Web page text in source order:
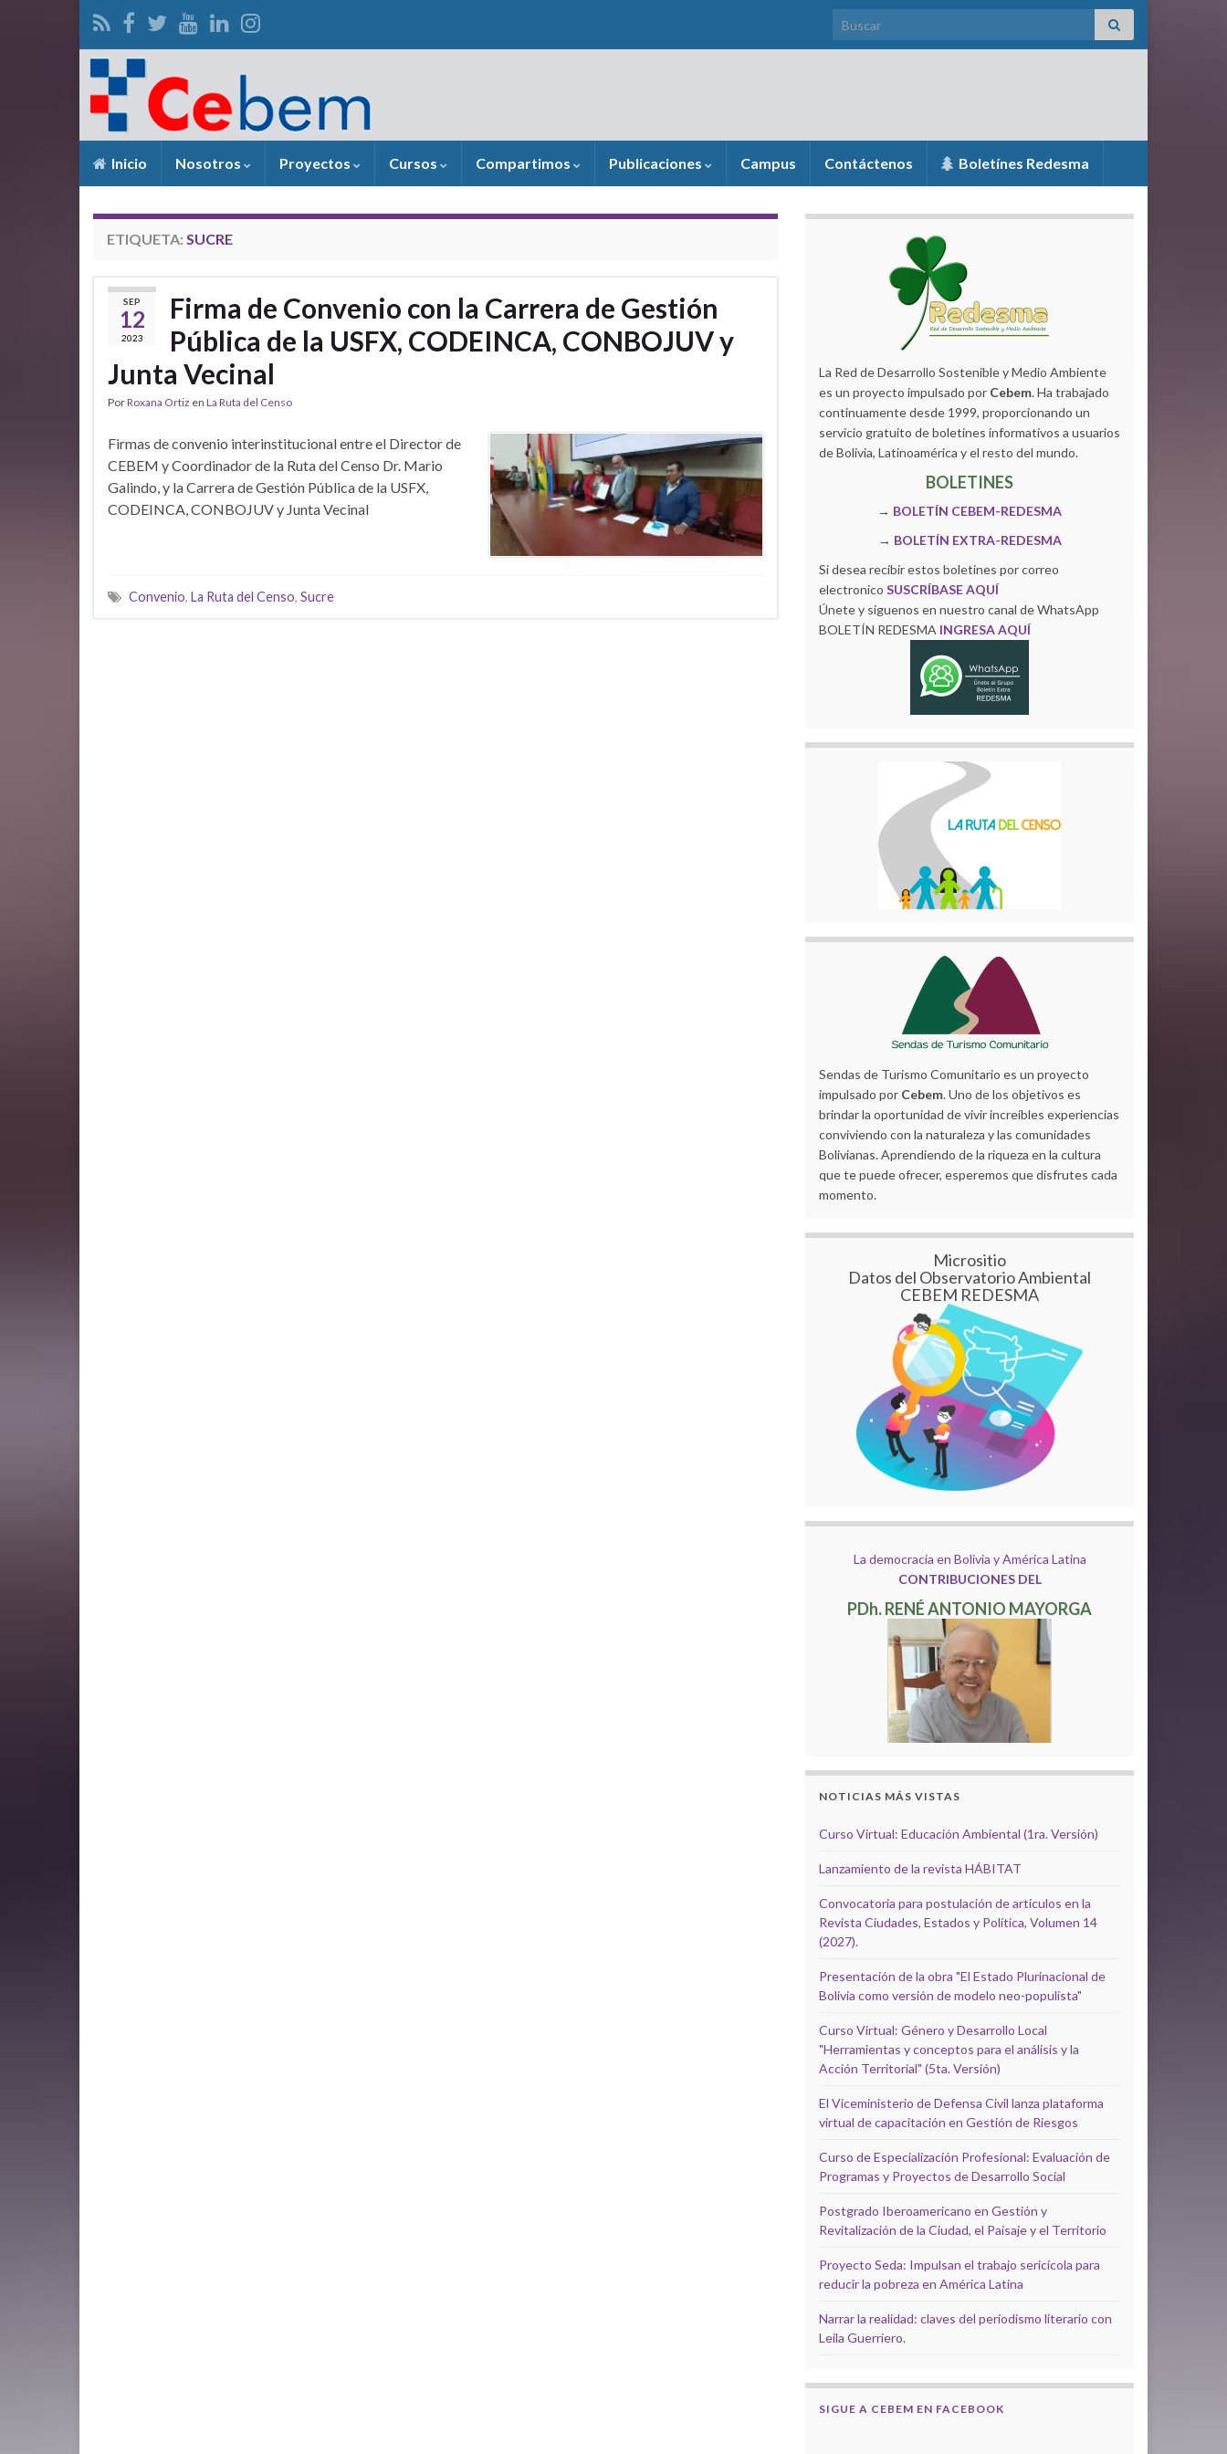
Search for:
Inicio Nosotros Proyectos Cursos Compartimos Publicaciones Campus Contáctenos Boletínes Redesma
ETIQUETA: SUCRE
SEP
12
2023
Firma de Convenio con la Carrera de Gestión
Pública de la USFX, CODEINCA, CONBOJUV y
Junta Vecinal
PorRoxana Ortiz en La Ruta del Censo
Firmas de convenio interinstitucional entre el Director de
CEBEM y Coordinador de la Ruta del Censo Dr. Mario
Galindo, y la Carrera de Gestión Pública de la USFX,
CODEINCA, CONBOJUV y Junta Vecinal
Convenio, La Ruta del Censo, Sucre
La Red de Desarrollo Sostenible y Medio Ambiente
es un proyecto impulsado por Cebem. Ha trabajado
continuamente desde 1999, proporcionando un
servicio gratuito de boletines informativos a usuarios
de Bolivia, Latinoamérica y el resto del mundo.
BOLETINES
→ BOLETÍN CEBEM-REDESMA
→ BOLETÍN EXTRA-REDESMA
Si desea recibir estos boletines por correo
electronico SUSCRÍBASE AQUÍ
Únete y siguenos en nuestro canal de WhatsApp
BOLETÍN REDESMA INGRESA AQUÍ
Sendas de Turismo Comunitario es un proyecto
impulsado por Cebem. Uno de los objetivos es
brindar la oportunidad de vivir increíbles experiencias
conviviendo con la naturaleza y las comunidades
Bolivianas. Aprendiendo de la riqueza en la cultura
que te puede ofrecer, esperemos que disfrutes cada
momento.
Micrositio
Datos del Observatorio Ambiental
CEBEM REDESMA
La democracia en Bolivia y América Latina
CONTRIBUCIONES DEL
PDh. RENÉ ANTONIO MAYORGA
NOTICIAS MÁS VISTAS
Curso Virtual: Educación Ambiental (1ra. Versión)
Lanzamiento de la revista HÁBITAT
Convocatoria para postulación de artículos en la
Revista Ciudades, Estados y Política, Volumen 14
(2027).
Presentación de la obra "El Estado Plurinacional de
Bolivia como versión de modelo neo-populista"
Curso Virtual: Género y Desarrollo Local
"Herramientas y conceptos para el análisis y la
Acción Territorial" (5ta. Versión)
El Viceministerio de Defensa Civil lanza plataforma
virtual de capacitación en Gestión de Riesgos
Curso de Especialización Profesional: Evaluación de
Programas y Proyectos de Desarrollo Social
Postgrado Iberoamericano en Gestión y
Revitalización de la Ciudad, el Paisaje y el Territorio
Proyecto Seda: Impulsan el trabajo sericícola para
reducir la pobreza en América Latina
Narrar la realidad: claves del periodismo literario con
Leila Guerriero.
SIGUE A CEBEM EN FACEBOOK